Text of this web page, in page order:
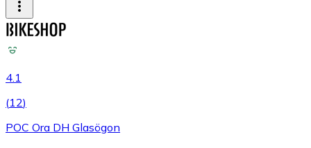
4.1
(12)
POC Ora DH Glasögon